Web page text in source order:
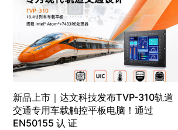
新品上市｜达文科技发布TVP-310轨道
交通专用车载触控平板电脑！通过
EN50155 认 证